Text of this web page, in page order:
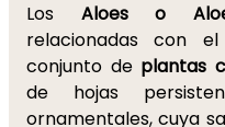
Los Aloes o
relacionadas con el
conjunto de plantas
de hojas
ornamentales, cuya